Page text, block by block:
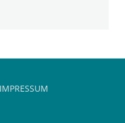
IMPRESSUM